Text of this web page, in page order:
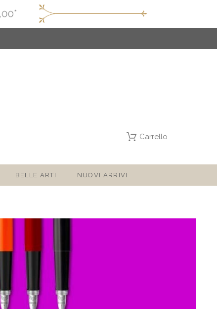
Carrello
BELLE ARTI NUOVI ARRIVI